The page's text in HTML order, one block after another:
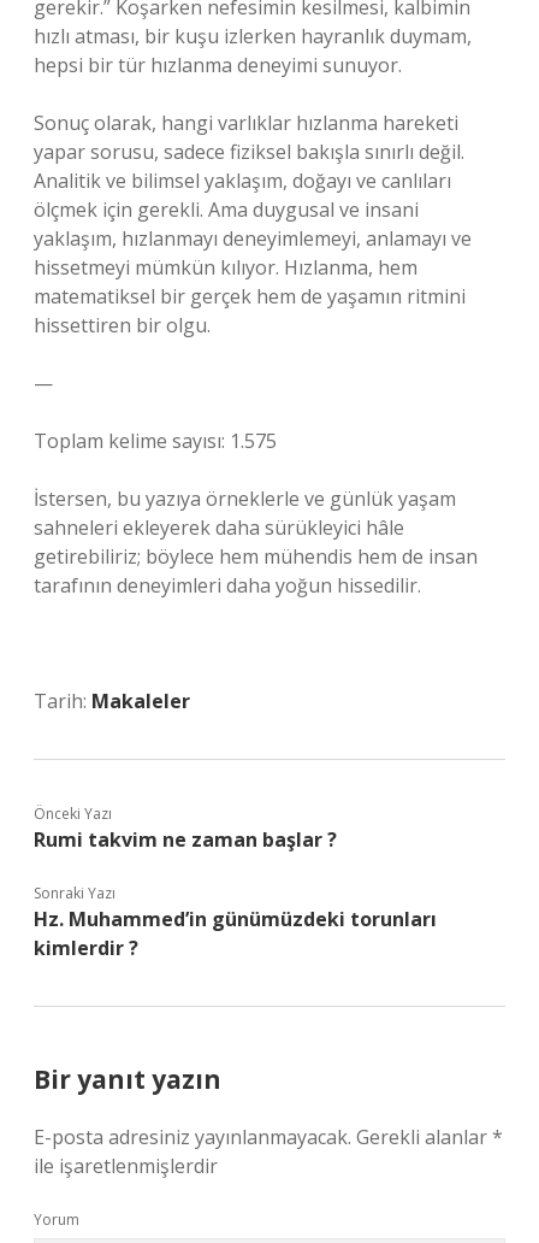
gerekir.” Koşarken nefesimin kesilmesi, kalbimin
hızlı atması, bir kuşu izlerken hayranlık duymam,
hepsi bir tür hızlanma deneyimi sunuyor.
Sonuç olarak, hangi varlıklar hızlanma hareketi
yapar sorusu, sadece fiziksel bakışla sınırlı değil.
Analitik ve bilimsel yaklaşım, doğayı ve canlıları
ölçmek için gerekli. Ama duygusal ve insani
yaklaşım, hızlanmayı deneyimlemeyi, anlamayı ve
hissetmeyi mümkün kılıyor. Hızlanma, hem
matematiksel bir gerçek hem de yaşamın ritmini
hissettiren bir olgu.
—
Toplam kelime sayısı: 1.575
İstersen, bu yazıya örneklerle ve günlük yaşam
sahneleri ekleyerek daha sürükleyici hâle
getirebiliriz; böylece hem mühendis hem de insan
tarafının deneyimleri daha yoğun hissedilir.
Tarih: Makaleler
Önceki Yazı
Rumi takvim ne zaman başlar ?
Sonraki Yazı
Hz. Muhammed’in günümüzdeki torunları
kimlerdir ?
Bir yanıt yazın
E-posta adresiniz yayınlanmayacak. Gerekli alanlar*
ile işaretlenmişlerdir
Yorum